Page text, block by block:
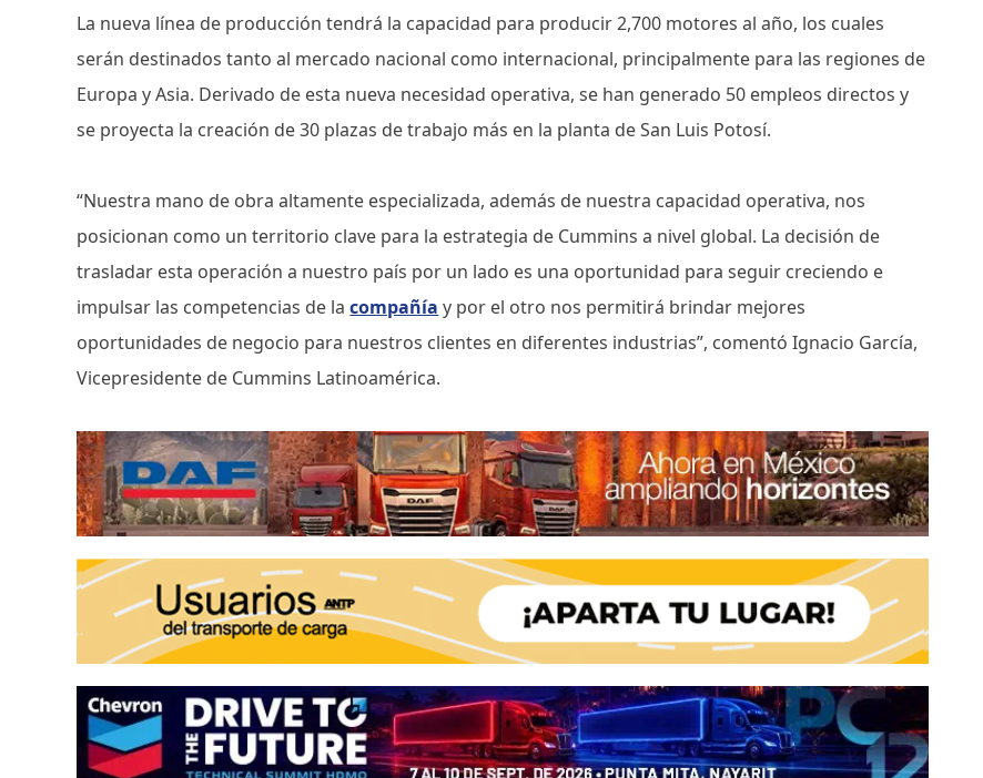
La nueva línea de producción tendrá la capacidad para producir 2,700 motores al año, los cuales
serán destinados tanto al mercado nacional como internacional, principalmente para las regiones de
Europa y Asia. Derivado de esta nueva necesidad operativa, se han generado 50 empleos directos y
se proyecta la creación de 30 plazas de trabajo más en la planta de San Luis Potosí.
“Nuestra mano de obra altamente especializada, además de nuestra capacidad operativa, nos
posicionan como un territorio clave para la estrategia de Cummins a nivel global. La decisión de
trasladar esta operación a nuestro país por un lado es una oportunidad para seguir creciendo e
impulsar las competencias de lacompañía y por el otro nos permitirá brindar mejores
oportunidades de negocio para nuestros clientes en diferentes industrias”, comentó Ignacio García,
Vicepresidente de Cummins Latinoamérica.